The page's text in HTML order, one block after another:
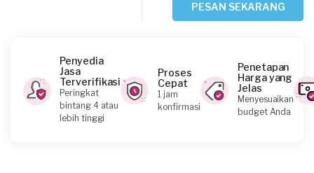
Rizky S requested Daily Cleaning
Sekitar 3 jam yang lalu
Jakarta Selatan, Jakarta
PESAN SEKARANG
Penyedia
Jasa
Terverifikasi
Peringkat
bintang 4 atau
lebih tinggi
Proses
Cepat
1 jam
konfirmasi
Penetapan
Harga yang
Jelas
Menyesuaikan
budget Anda